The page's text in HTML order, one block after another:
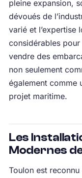
pleine expansion,
dévoués de
varié et l’expertise
considérables
vendre des
non seulement
également comme
projet maritime.
Les
Modernes
Toulon est